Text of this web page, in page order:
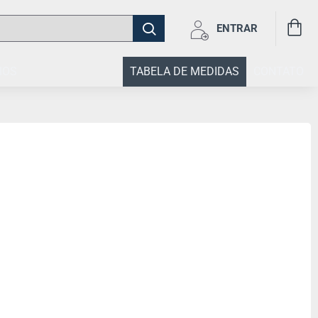
ENTRAR
TABELA DE MEDIDAS